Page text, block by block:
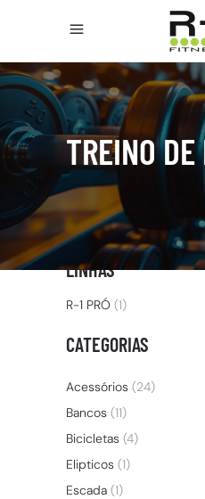
TREINO DE
LINHAS
R-1 PRÓ (1)
CATEGORIAS
Acessórios (24)
Bancos (11)
Bicicletas (4)
Elipticos (1)
Escada (1)